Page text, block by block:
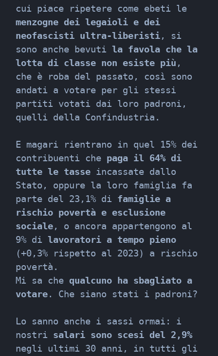
menzogne dei legaioli e dei
neofascisti ultra-liberisti, si
sono anche bevuti la favola che la
lotta di classe non esiste più ,
che è roba del passato, così sono
andati a votare per gli stessi
partiti votati dai loro padroni,
quelli della Confindustria.
E magari rientrano in quel 15% dei
contribuenti che paga il 64% di
tutte le tasse incassate dallo
Stato, oppure la loro famiglia fa
parte del 23,1% di famiglie a
rischio povertà e esclusione
sociale, o ancora appartengono al
9% di lavoratori a tempo pieno
(+0,3% rispetto al 2023) a rischio
povertà.
Mi sa che qualcuno ha sbagliato a
votare. Che siano stati i padroni?
Lo sanno anche i sassi ormai: i
nostri salari sono scesi del 2,9%
negli ultimi 30 anni, in tutti gli